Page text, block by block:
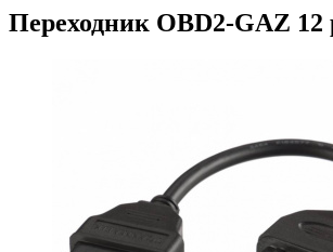
Переходник OBD2-GAZ